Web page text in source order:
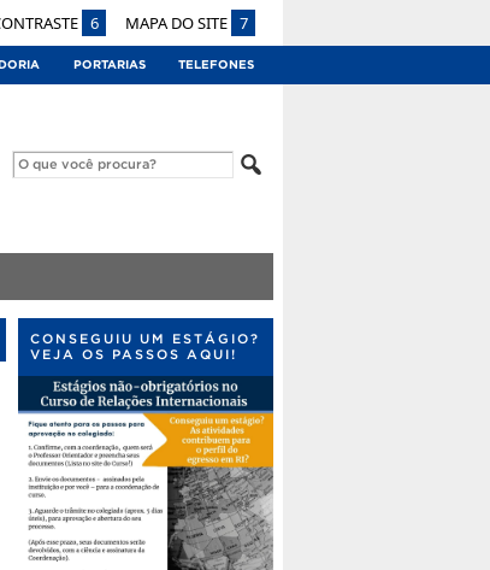
6 MAPA DO SITE 7
PORTARIAS TELEFONES
CONSEGUIU UM ESTÁGIO?
VEJA OS PASSOS AQUI!